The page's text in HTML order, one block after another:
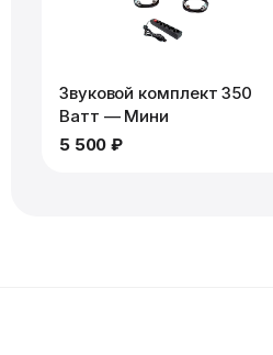
Звуковой комплект 350
Ватт — Мини
5 500 ₽